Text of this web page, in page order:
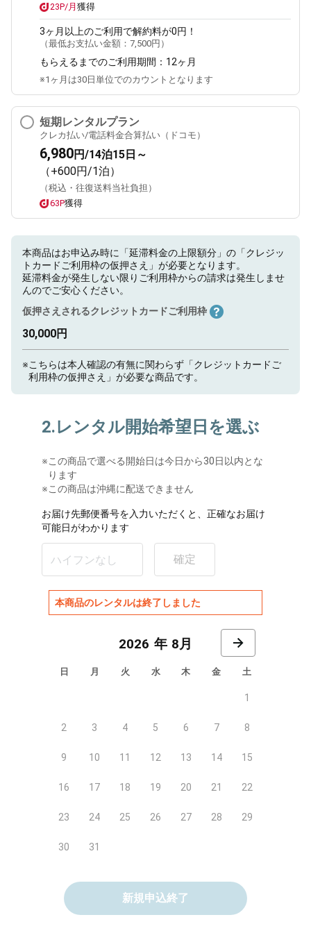
23P/月 獲得
3ヶ月 以上のご利用で解約料が0円！
（最低お支払い金額： 7,500円 ）
もらえるまでのご利用期間： 12ヶ月
※1ヶ月は30日単位でのカウントとなります
短期レンタルプラン
クレカ払い/電話料金合算払い（ドコモ）
6,980円/14泊15日～
（+600円/1泊）
（税込・往復送料当社負担）
63P獲得
本商品はお申込み時に「延滞料金の上限額分」の「クレジッ
トカードご利用枠の仮押さえ」が必要となります。
延滞料金が発生しない限りご利用枠からの請求は発生しませ
んのでご安心ください。
仮押さえされるクレジットカードご利用枠
30,000円
※こちらは本人確認の有無に関わらず「クレジットカードご
利用枠の仮押さえ」が必要な商品です。
2.レンタル開始希望日を選ぶ
※この商品で選べる開始日は今日から30日以内とな
ります
※この商品は沖縄に配送できません
お届け先郵便番号を入力いただくと、正確なお届け
可能日がわかります
確定
本商品のレンタルは終了しました
8月
日 月 火 水 木 金 土
1
2 3 4 5 6 7 8
9 10 11 12 13 14 15
16 17 18 19 20 21 22
23 24 25 26 27 28 29
30 31
新規申込終了